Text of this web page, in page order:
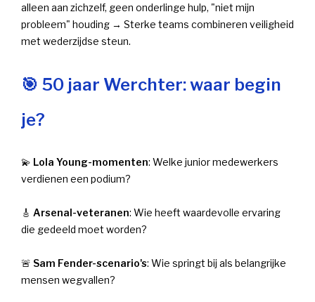
alleen aan zichzelf, geen onderlinge hulp, "niet mijn
probleem" houding → Sterke teams combineren veiligheid
met wederzijdse steun.
🎯 50 jaar Werchter: waar begin
je?
💫 Lola Young-momenten: Welke junior medewerkers
verdienen een podium?
🎸 Arsenal-veteranen: Wie heeft waardevolle ervaring
die gedeeld moet worden?
🚨 Sam Fender-scenario's: Wie springt bij als belangrijke
mensen wegvallen?